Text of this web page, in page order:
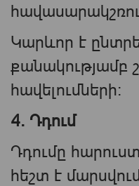
Կարևոր է
քանակությամբ
հավելումների։
4. Դդում
Դդումը
հեշտ է